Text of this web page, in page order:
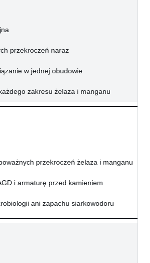
przekroczeń naraz
w jednej obudowie
zakresu żelaza i manganu
przekroczeń żelaza i manganu
i armaturę przed kamieniem
ani zapachu siarkowodoru